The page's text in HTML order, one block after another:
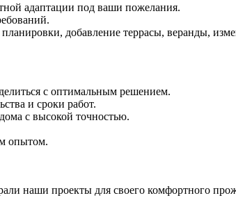
адаптации под ваши пожелания.
добавление террасы, веранды,
с оптимальным решением.
и сроки работ.
с высокой точностью.
опытом.
наши проекты для своего комфортного